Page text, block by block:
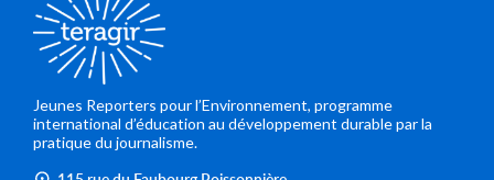
Jeunes Reporters pour l’Environnement, programme
international d’éducation au développement durable par la
pratique du journalisme.